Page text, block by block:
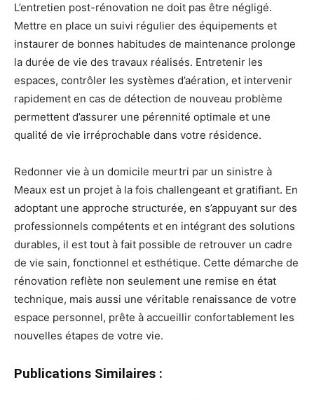
L’entretien post-rénovation ne doit pas être négligé.
Mettre en place un suivi régulier des équipements et
instaurer de bonnes habitudes de maintenance prolonge
la durée de vie des travaux réalisés. Entretenir les
espaces, contrôler les systèmes d’aération, et intervenir
rapidement en cas de détection de nouveau problème
permettent d’assurer une pérennité optimale et une
qualité de vie irréprochable dans votre résidence.
Redonner vie à un domicile meurtri par un sinistre à
Meaux est un projet à la fois challengeant et gratifiant. En
adoptant une approche structurée, en s’appuyant sur des
professionnels compétents et en intégrant des solutions
durables, il est tout à fait possible de retrouver un cadre
de vie sain, fonctionnel et esthétique. Cette démarche de
rénovation reflète non seulement une remise en état
technique, mais aussi une véritable renaissance de votre
espace personnel, prête à accueillir confortablement les
nouvelles étapes de votre vie.
Publications Similaires :